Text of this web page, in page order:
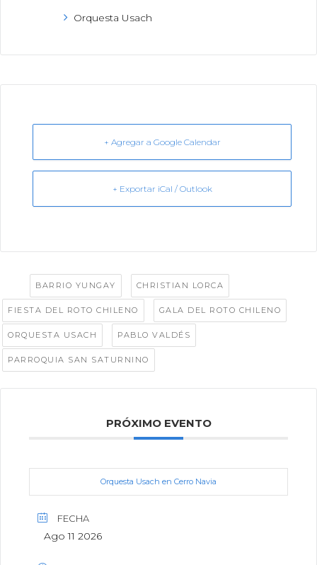
Orquesta Usach
+ Agregar a Google Calendar
+ Exportar iCal / Outlook
BARRIO YUNGAY CHRISTIAN LORCA
FIESTA DEL ROTO CHILENO GALA DEL ROTO CHILENO
ORQUESTA USACH PABLO VALDÉS
PARROQUIA SAN SATURNINO
PRÓXIMO EVENTO
Orquesta Usach en Cerro Navia
FECHA
Ago 11 2026